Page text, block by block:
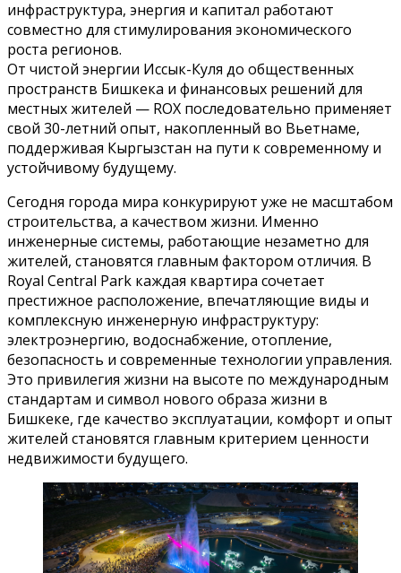
инфраструктура, энергия и капитал работают
совместно для стимулирования экономического
роста регионов.
От чистой энергии Иссык-Куля до общественных
пространств Бишкека и финансовых решений для
местных жителей — ROX последовательно применяет
свой 30-летний опыт, накопленный во Вьетнаме,
поддерживая Кыргызстан на пути к современному и
устойчивому будущему.
Сегодня города мира конкурируют уже не масштабом
строительства, а качеством жизни. Именно
инженерные системы, работающие незаметно для
жителей, становятся главным фактором отличия. В
Royal Central Park каждая квартира сочетает
престижное расположение, впечатляющие виды и
комплексную инженерную инфраструктуру:
электроэнергию, водоснабжение, отопление,
безопасность и современные технологии управления.
Это привилегия жизни на высоте по международным
стандартам и символ нового образа жизни в
Бишкеке, где качество эксплуатации, комфорт и опыт
жителей становятся главным критерием ценности
недвижимости будущего.